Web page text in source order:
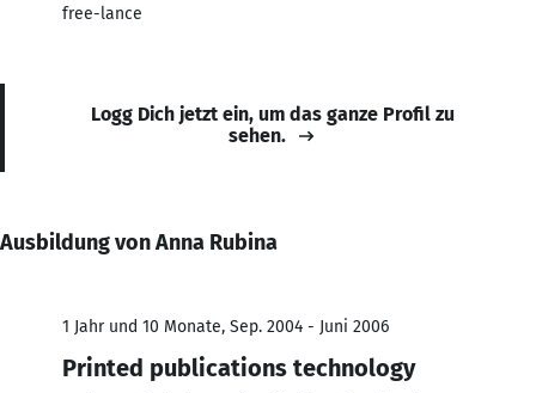
free-lance
Logg Dich jetzt ein, um das ganze Profil zu
sehen.
Ausbildung von Anna Rubina
1 Jahr und 10 Monate, Sep. 2004 - Juni 2006
Printed publications technology